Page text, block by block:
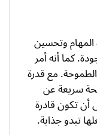
المهام وتحسين
كما أنه أمر
مع قدرة
سريعة عن
أن تكون قادرة
تبدو جذابة.